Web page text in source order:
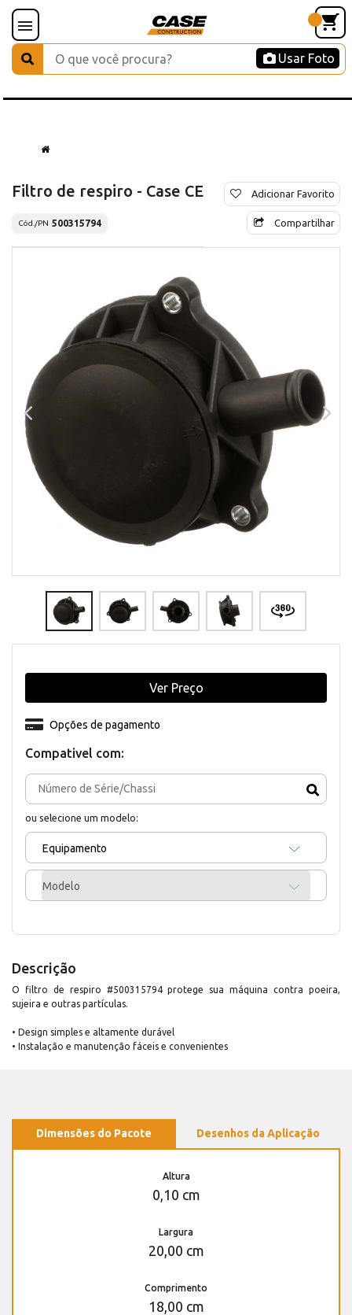
Usar Foto
Filtro de respiro - Case CE
Cód./PN 500315794
Adicionar Favorito
Compartilhar
Compativel com:
ou selecione um modelo:
Equipamento
Modelo
Opções de pagamento
Ver Preço
Descrição
O filtro de respiro #500315794 protege sua máquina contra poeira,
sujeira e outras partículas.
• Design simples e altamente durável
• Instalação e manutenção fáceis e convenientes
Dimensões do Pacote Desenhos da Aplicação
Altura
0,10 cm
Largura
20,00 cm
Comprimento
18,00 cm